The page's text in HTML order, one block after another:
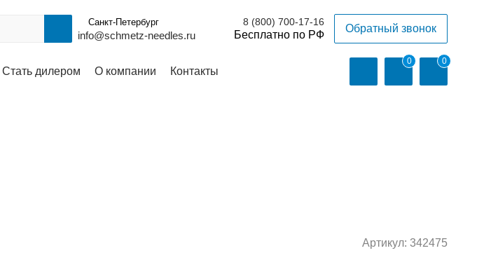
Санкт-Петербург
info@schmetz-needles.ru
8 (800) 700-17-16
Обратный звонок
Стать дилером О компании Контакты
0 0
Артикул: 342475